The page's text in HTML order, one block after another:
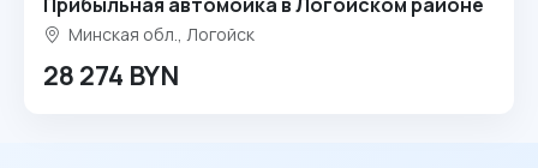
Минская обл., Логойск
28 274 BYN